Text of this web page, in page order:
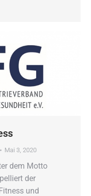
Mai 3, 2020
dem Motto
der
und